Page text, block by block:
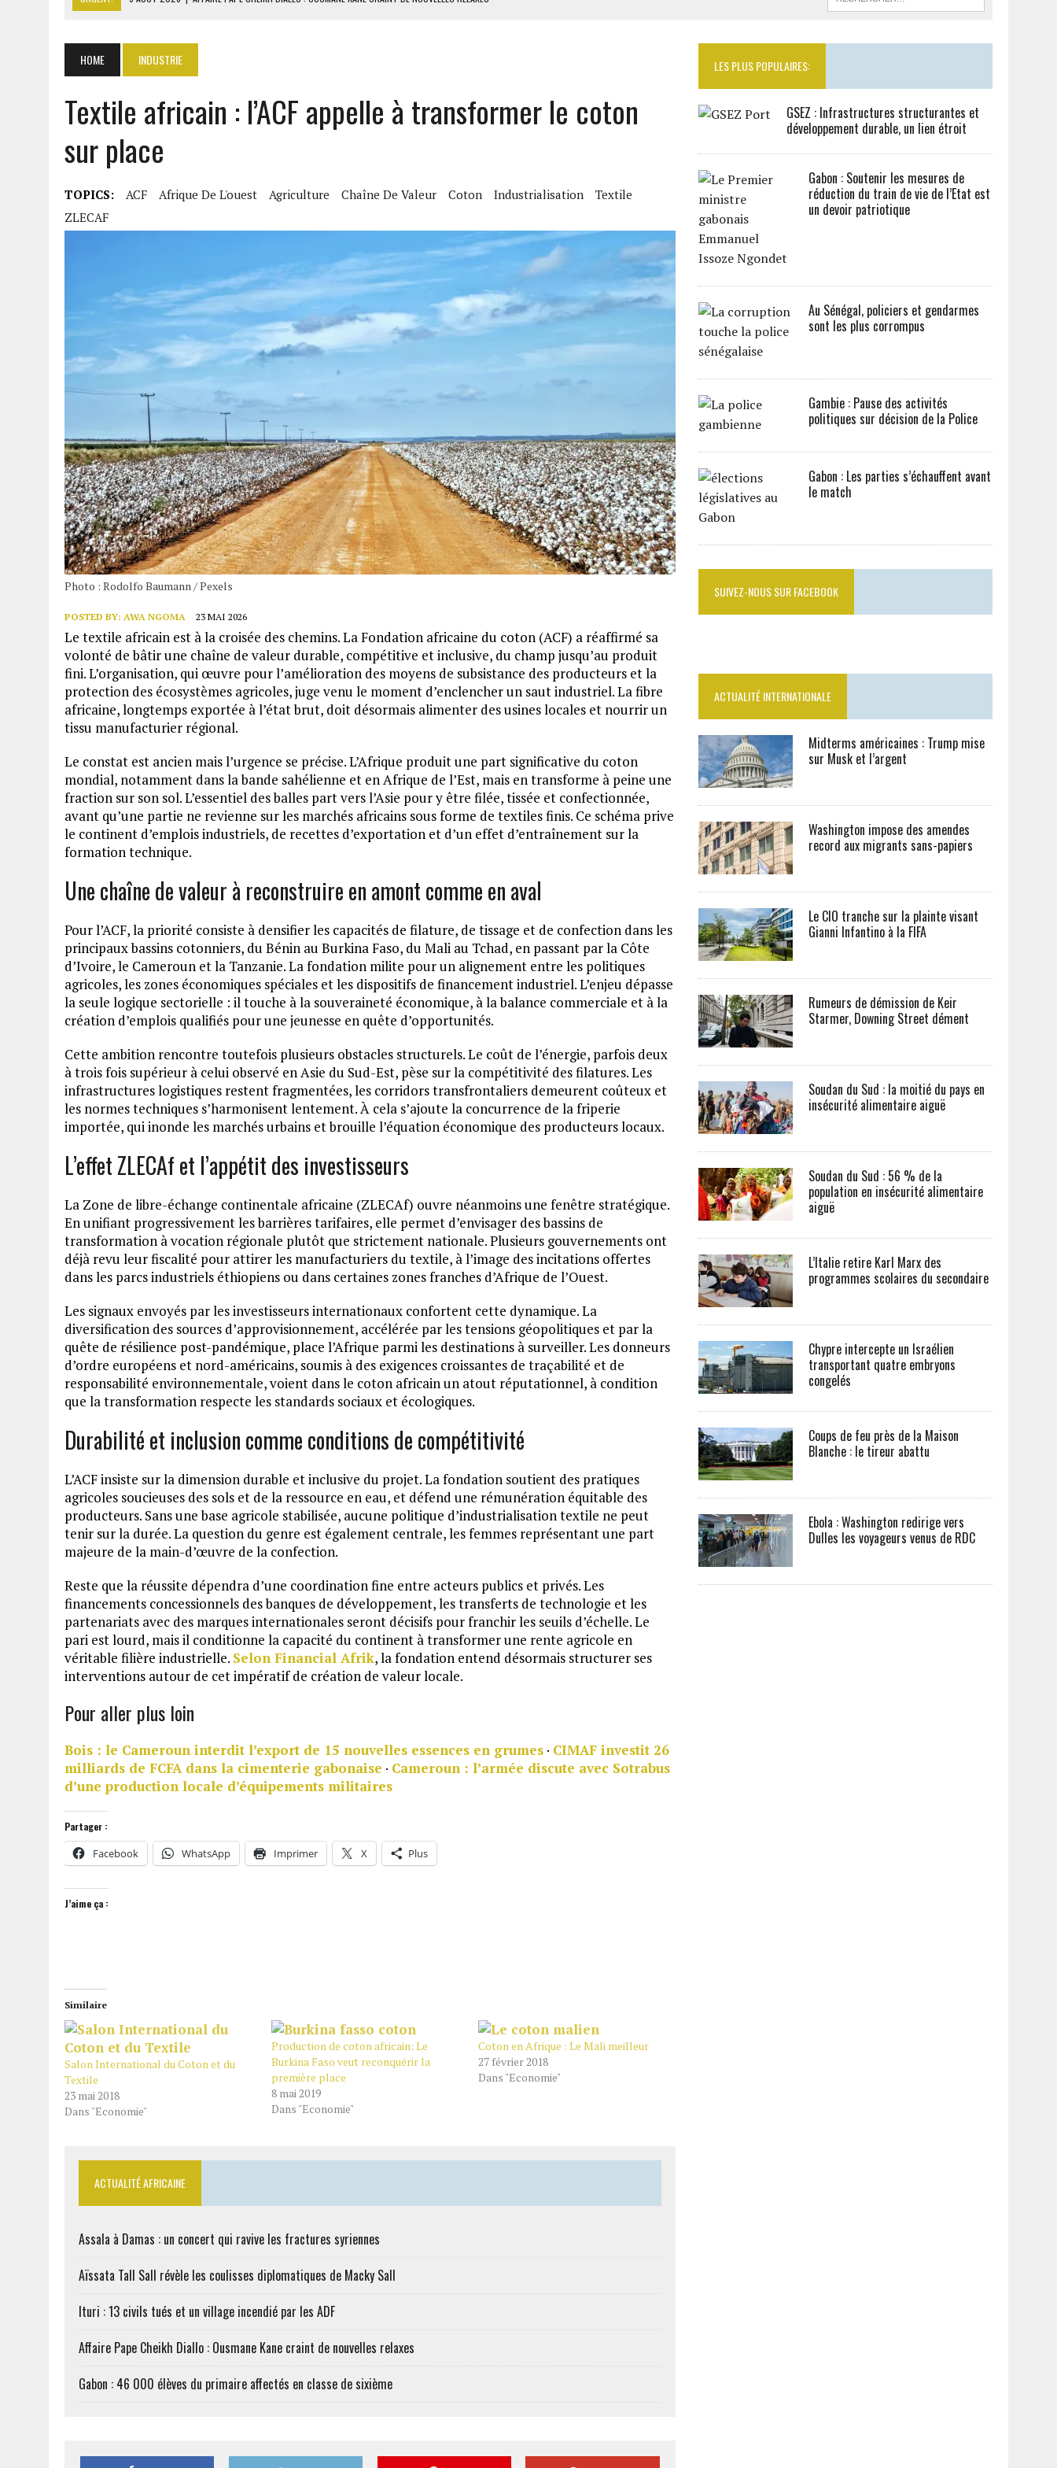
9 AOÛT 2026 | AÏSSATA TALL SALL RÉVÈLE LES COULISSES DIPLOMATIQUES DE MACKY SALL
9 AOÛT 2026
ITURI : 13 CIVILS TUÉS ET UN VILLAGE INCENDIÉ PAR LES ADF
HOME INDUSTRIE
Textile africain : l’ACF appelle à transformer le coton
sur place
TOPICS: ACF Afrique De L'ouest Agriculture Chaîne De Valeur Coton Industrialisation
Textile
ZLECAF
Photo : Rodolfo Baumann / Pexels
POSTED BY: AWA NGOMA 23 MAI 2026
Le textile africain est à la croisée des chemins. La Fondation africaine du coton (ACF) a réaffirmé sa
volonté de bâtir une chaîne de valeur durable, compétitive et inclusive, du champ jusqu’au produit
fini. L’organisation, qui œuvre pour l’amélioration des moyens de subsistance des producteurs et la
protection des écosystèmes agricoles, juge venu le moment d’enclencher un saut industriel. La fibre
africaine, longtemps exportée à l’état brut, doit désormais alimenter des usines locales et nourrir un
tissu manufacturier régional.
Le constat est ancien mais l’urgence se précise. L’Afrique produit une part significative du coton
mondial, notamment dans la bande sahélienne et en Afrique de l’Est, mais en transforme à peine une
fraction sur son sol. L’essentiel des balles part vers l’Asie pour y être filée, tissée et confectionnée,
avant qu’une partie ne revienne sur les marchés africains sous forme de textiles finis. Ce schéma prive
le continent d’emplois industriels, de recettes d’exportation et d’un effet d’entraînement sur la
formation technique.
Une chaîne de valeur à reconstruire en amont comme en aval
Pour l’ACF, la priorité consiste à densifier les capacités de filature, de tissage et de confection dans les
principaux bassins cotonniers, du Bénin au Burkina Faso, du Mali au Tchad, en passant par la Côte
d’Ivoire, le Cameroun et la Tanzanie. La fondation milite pour un alignement entre les politiques
agricoles, les zones économiques spéciales et les dispositifs de financement industriel. L’enjeu dépasse
la seule logique sectorielle : il touche à la souveraineté économique, à la balance commerciale et à la
création d’emplois qualifiés pour une jeunesse en quête d’opportunités.
Cette ambition rencontre toutefois plusieurs obstacles structurels. Le coût de l’énergie, parfois deux
à trois fois supérieur à celui observé en Asie du Sud-Est, pèse sur la compétitivité des filatures. Les
infrastructures logistiques restent fragmentées, les corridors transfrontaliers demeurent coûteux et
les normes techniques s’harmonisent lentement. À cela s’ajoute la concurrence de la friperie
importée, qui inonde les marchés urbains et brouille l’équation économique des producteurs locaux.
L’effet ZLECAf et l’appétit des investisseurs
La Zone de libre-échange continentale africaine (ZLECAf) ouvre néanmoins une fenêtre stratégique.
En unifiant progressivement les barrières tarifaires, elle permet d’envisager des bassins de
transformation à vocation régionale plutôt que strictement nationale. Plusieurs gouvernements ont
déjà revu leur fiscalité pour attirer les manufacturiers du textile, à l’image des incitations offertes
dans les parcs industriels éthiopiens ou dans certaines zones franches d’Afrique de l’Ouest.
Les signaux envoyés par les investisseurs internationaux confortent cette dynamique. La
diversification des sources d’approvisionnement, accélérée par les tensions géopolitiques et par la
quête de résilience post-pandémique, place l’Afrique parmi les destinations à surveiller. Les donneurs
d’ordre européens et nord-américains, soumis à des exigences croissantes de traçabilité et de
responsabilité environnementale, voient dans le coton africain un atout réputationnel, à condition
que la transformation respecte les standards sociaux et écologiques.
Durabilité et inclusion comme conditions de compétitivité
L’ACF insiste sur la dimension durable et inclusive du projet. La fondation soutient des pratiques
agricoles soucieuses des sols et de la ressource en eau, et défend une rémunération équitable des
producteurs. Sans une base agricole stabilisée, aucune politique d’industrialisation textile ne peut
tenir sur la durée. La question du genre est également centrale, les femmes représentant une part
majeure de la main-d’œuvre de la confection.
Reste que la réussite dépendra d’une coordination fine entre acteurs publics et privés. Les
financements concessionnels des banques de développement, les transferts de technologie et les
partenariats avec des marques internationales seront décisifs pour franchir les seuils d’échelle. Le
pari est lourd, mais il conditionne la capacité du continent à transformer une rente agricole en
véritable filière industrielle. Selon Financial Afrik, la fondation entend désormais structurer ses
interventions autour de cet impératif de création de valeur locale.
Pour aller plus loin
Bois : le Cameroun interdit l’export de 15 nouvelles essences en grumes · CIMAF investit 26
milliards de FCFA dans la cimenterie gabonaise · Cameroun : l’armée discute avec Sotrabus
d’une production locale d’équipements militaires
Partager :
Facebook WhatsApp Imprimer X Plus
J’aime ça :
Similaire
Salon International du Coton et du
Textile
23 mai 2018
Dans "Economie"
Production de coton africain: Le
Burkina Faso veut reconquérir la
première place
8 mai 2019
Dans "Economie"
Coton en Afrique : Le Mali meilleur
27 février 2018
Dans "Economie"
ACTUALITÉ AFRICAINE
Assala à Damas : un concert qui ravive les fractures syriennes
Aïssata Tall Sall révèle les coulisses diplomatiques de Macky Sall
Ituri : 13 civils tués et un village incendié par les ADF
Affaire Pape Cheikh Diallo : Ousmane Kane craint de nouvelles relaxes
Gabon : 46 000 élèves du primaire affectés en classe de sixième
LES PLUS POPULAIRES:
GSEZ : Infrastructures structurantes et
développement durable, un lien étroit
Gabon : Soutenir les mesures de
réduction du train de vie de l’Etat est
un devoir patriotique
Au Sénégal, policiers et gendarmes
sont les plus corrompus
Gambie : Pause des activités
politiques sur décision de la Police
Gabon : Les parties s’échauffent avant
le match
SUIVEZ-NOUS SUR FACEBOOK
ACTUALITÉ INTERNATIONALE
Midterms américaines : Trump mise
sur Musk et l’argent
Washington impose des amendes
record aux migrants sans-papiers
Le CIO tranche sur la plainte visant
Gianni Infantino à la FIFA
Rumeurs de démission de Keir
Starmer, Downing Street dément
Soudan du Sud : la moitié du pays en
insécurité alimentaire aiguë
Soudan du Sud : 56 % de la
population en insécurité alimentaire
aiguë
L’Italie retire Karl Marx des
programmes scolaires du secondaire
Chypre intercepte un Israélien
transportant quatre embryons
congelés
Coups de feu près de la Maison
Blanche : le tireur abattu
Ebola : Washington redirige vers
Dulles les voyageurs venus de RDC